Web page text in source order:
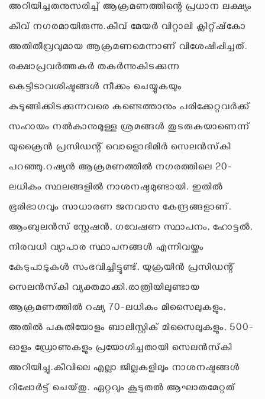
അറിയിച്ചതനുസരിച്ച് ആക്രമണത്തിന്റെ പ്രധാന ലക്ഷ്യം
കീവ് നഗരമായിരുന്നു.കീവ് മേയര്‍ വിറ്റാലി ക്ലിറ്റ്ഷ്‌കോ
അതിതീവ്രവുമായ ആക്രമണമെന്നാണ് വിശേഷിപ്പിച്ചത്.
രക്ഷാപ്രവര്‍ത്തകര്‍ തകര്‍ന്നുകിടക്കുന്ന
കെട്ടിടാവശിഷ്ടങ്ങള്‍ നീക്കം ചെയ്യുകയും
കുടുങ്ങിക്കിടക്കുന്നവരെ കണ്ടെത്താനും പരിക്കേറ്റവര്‍ക്ക്
സഹായം നല്‍കാനുമുള്ള ശ്രമങ്ങള്‍ തുടരുകയാണെന്ന്
യുക്രൈന്‍ പ്രസിഡന്റ് വൊളൊദിമിര്‍ സെലന്‍സ്‌കി
പറഞ്ഞു.റഷ്യന്‍ ആക്രമണത്തില്‍ നഗരത്തിലെ 20-
ലധികം സ്ഥലങ്ങളില്‍ നാശനഷ്ടമുണ്ടായി. ഇതില്‍
ഭൂരിഭാഗവും സാധാരണ ജനവാസ കേന്ദ്രങ്ങളാണ്.
ആംബുലന്‍സ് സ്റ്റേഷന്‍, ഗവേഷണ സ്ഥാപനം, ഹോട്ടല്‍,
നിരവധി വ്യാപാര സ്ഥാപനങ്ങള്‍ എന്നിവയ്ക്കും
കേടുപാടുകള്‍ സംഭവിച്ചിട്ടുണ്ട്, യുക്രയിന്‍ പ്രസിഡന്റ്
സെലന്‍സ്‌കി വ്യക്തമാക്കി.രാത്രിയിലുണ്ടായ
ആക്രമണത്തില്‍ റഷ്യ 70-ലധികം മിസൈലുകളും,
അതില്‍ പകുതിയോളം ബാലിസ്റ്റിക് മിസൈലുകളും, 500-
ഓളം ഡ്രോണുകളും പ്രയോഗിച്ചതായി സെലന്‍സ്‌കി
അറിയിച്ചു.കീവിലെ എല്ലാ ജില്ലകളിലും നാശനഷ്ടങ്ങള്‍
റിപ്പോര്‍ട്ട് ചെയ്തു. ഏറ്റവും കൂടുതല്‍ ആഘാതമേറ്റത്